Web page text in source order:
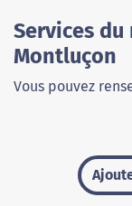
Services du
Montluçon
Vous pouvez